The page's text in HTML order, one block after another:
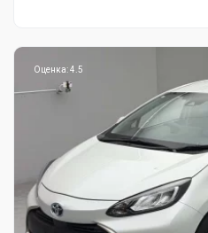
Оценка: 4.5